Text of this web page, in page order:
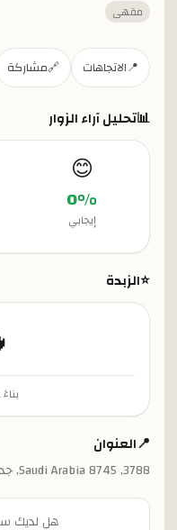
مقهى
📍الاتجاهات 🔗مشاركة
📊تحليل آراء الزوار
😊
0%
إيجابي
⭐الزبدة
📍العنوان
3788, Saudi Arabia 8745, جدة 23354
هل لديك